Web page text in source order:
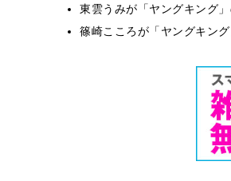
東雲うみが「ヤングキング
篠崎こころが「ヤングキン